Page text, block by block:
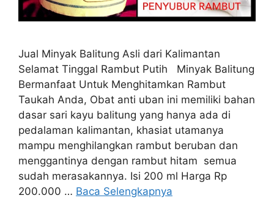
Jual Minyak Balitung Asli dari Kalimantan
Selamat Tinggal Rambut Putih Minyak Balitung
Bermanfaat Untuk Menghitamkan Rambut
Taukah Anda, Obat anti uban ini memiliki bahan
dasar sari kayu balitung yang hanya ada di
pedalaman kalimantan, khasiat utamanya
mampu menghilangkan rambut beruban dan
menggantinya dengan rambut hitam semua
sudah merasakannya. Isi 200 ml Harga Rp
200.000 … Baca Selengkapnya